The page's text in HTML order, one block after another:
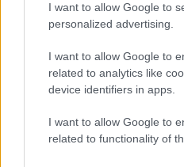
I want to allow Google to
personalized advertising.
I want to allow Google to
related to analytics like
device identifiers in apps.
I want to allow Google to
related to functionality of
5. Mireasa romantica